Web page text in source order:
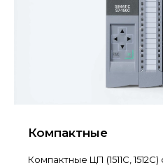
Компактные
Компактные ЦП (1511C,